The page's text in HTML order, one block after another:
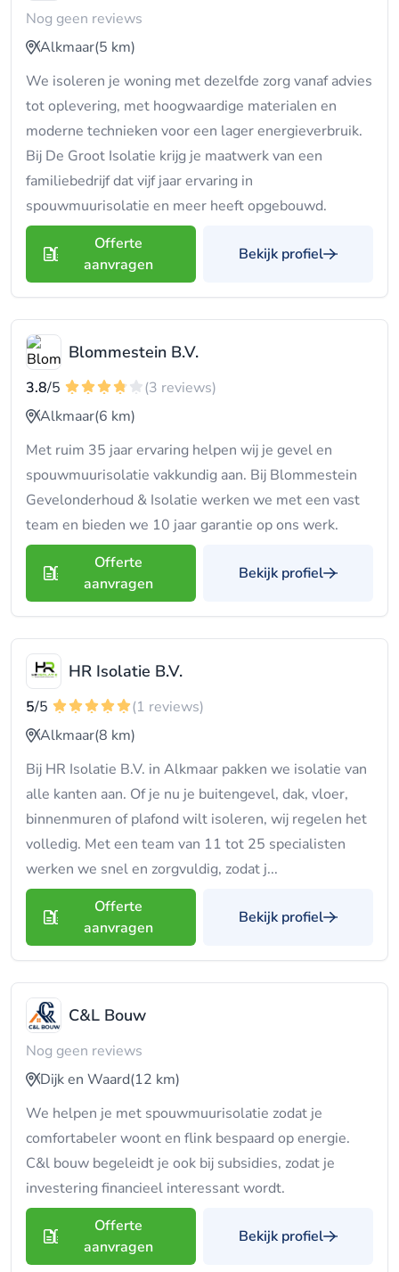
Nog geen reviews
Alkmaar(5 km)
We isoleren je woning met dezelfde zorg vanaf advies
tot oplevering, met hoogwaardige materialen en
moderne technieken voor een lager energieverbruik.
Bij De Groot Isolatie krijg je maatwerk van een
familiebedrijf dat vijf jaar ervaring in
spouwmuurisolatie en meer heeft opgebouwd.
Offerte
aanvragen
Bekijk profiel
Blommestein B.V.
3.8/5
(3 reviews)
Alkmaar(6 km)
Met ruim 35 jaar ervaring helpen wij je gevel en
spouwmuurisolatie vakkundig aan. Bij Blommestein
Gevelonderhoud & Isolatie werken we met een vast
team en bieden we 10 jaar garantie op ons werk.
Offerte
aanvragen
Bekijk profiel
HR Isolatie B.V.
5/5
(1 reviews)
Alkmaar(8 km)
Bij HR Isolatie B.V. in Alkmaar pakken we isolatie van
alle kanten aan. Of je nu je buitengevel, dak, vloer,
binnenmuren of plafond wilt isoleren, wij regelen het
volledig. Met een team van 11 tot 25 specialisten
werken we snel en zorgvuldig, zodat j...
Offerte
aanvragen
Bekijk profiel
C&L Bouw
Nog geen reviews
Dijk en Waard(12 km)
We helpen je met spouwmuurisolatie zodat je
comfortabeler woont en flink bespaard op energie.
C&l bouw begeleidt je ook bij subsidies, zodat je
investering financieel interessant wordt.
Offerte
aanvragen
Bekijk profiel